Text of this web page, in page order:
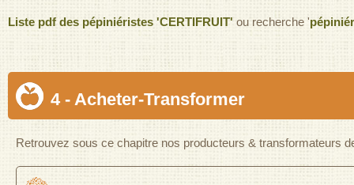
Liste pdf des pépiniéristes 'CERTIFRUIT' ou recherche '
4 - Acheter-Transformer
Retrouvez sous ce chapitre nos producteurs & transformateurs